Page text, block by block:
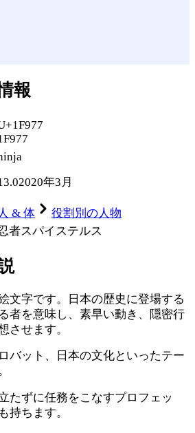
報
2020年3月
人 & 体
役割別の人物
者スパイ ステルス
文字です。日本の歴史に登場する
者を意味し、素早い動き、隠密行
させます。
バット、日本の文化といったテー
たずに任務をこなすプロフェッ
持ちます。